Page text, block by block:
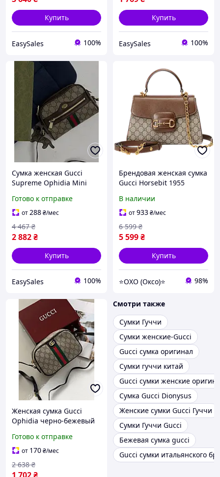
Купить
EasySales 100%
Купить
EasySales 100%
Сумка женская Gucci
Supreme Ophidia Mini
кросс боди через плечо
Гуччи
Готово к отправке
от288₴/мес
2 882₴
4 467 ₴
Купить
EasySales 100%
Брендовая женская сумка
Gucci Horsebit 1955
Элегантная модель из
кожи и фирменного
канваса
В наличии
от933₴/мес
5 599₴
6 599 ₴
Купить
⭐OXO (Оксо)⭐ 98%
Женская сумка Gucci
Ophidia черно-бежевый
Гучии
Готово к отправке
от 170₴/мес
2 638 ₴
Смотри также
Сумки Гуччи
Сумки женские-Gucci
Gucci сумка оригинал
Сумки гуччи китай
Gucci сумки женские
Сумка Gucci Dionysus
Женские сумки Gucci Гуччи
Сумки Гуччи Gucci
Бежевая сумка gucci
Gucci сумки итальянского